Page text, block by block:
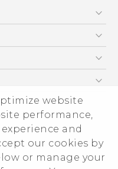
website
performance,
and
our cookies by
or manage your